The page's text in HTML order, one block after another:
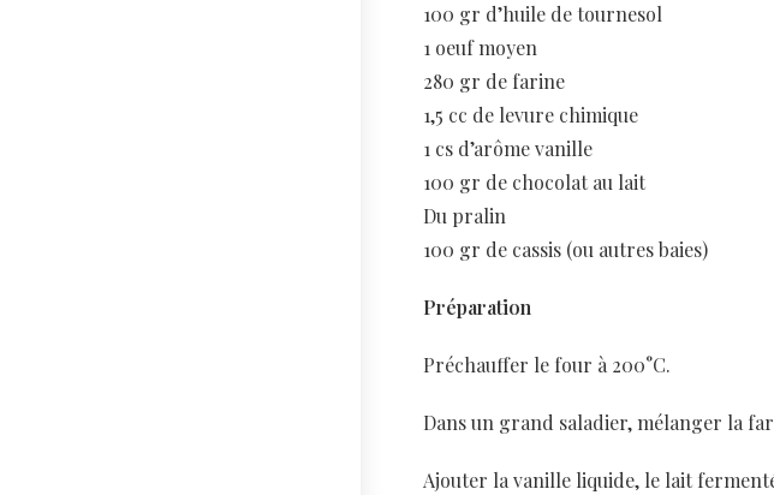
100 gr d’huile de tournesol
1 oeuf moyen
280 gr de farine
1,5 cc de levure chimique
1 cs d’arôme vanille
100 gr de chocolat au lait
Du pralin
100 gr de cassis (ou autres baies)
Préparation
Préchauffer le four à 200°C.
Dans un grand saladier, mélanger la
Ajouter la vanille liquide, le lait